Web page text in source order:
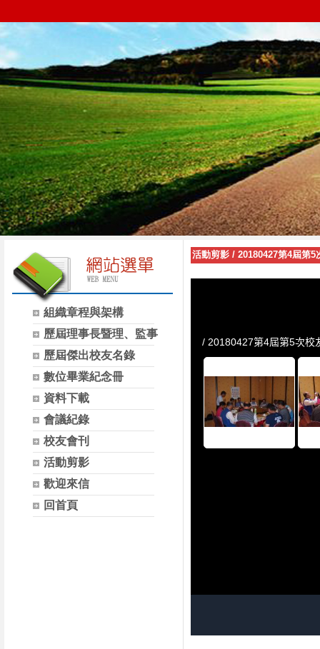
組織章程與架構
歷屆理事長暨理、監事
歷屆傑出校友名錄
數位畢業紀念冊
資料下載
會議紀錄
校友會刊
活動剪影
歡迎來信
回首頁
活動剪影 / 20180427第4屆第5